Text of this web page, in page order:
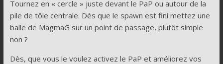
Tournez en « cercle » juste devant le PaP ou autour de la
pile de tôle centrale. Dès que le spawn est fini mettez une
balle de MagmaG sur un point de passage, plutôt simple
non ?
Dès, que vous le voulez activez le PaP et améliorez vos